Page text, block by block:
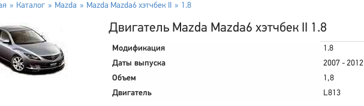
Каталог Mazda Mazda Mazda6 хэтчбек II 1.8
Двигатель Mazda Mazda6 хэтчбек II 1.8
Модификация
1.8
Даты выпуска
2007 - 2012
Объем
1,8
Двигатель
L813